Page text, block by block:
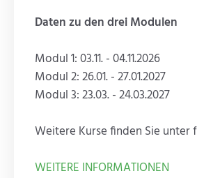
Daten zu den drei Modulen
Modul 1: 03.11. - 04.11.2026
Modul 2: 26.01. - 27.01.2027
Modul 3: 23.03. - 24.03.2027
Weitere Kurse finden Sie unter
WEITERE INFORMATIONEN